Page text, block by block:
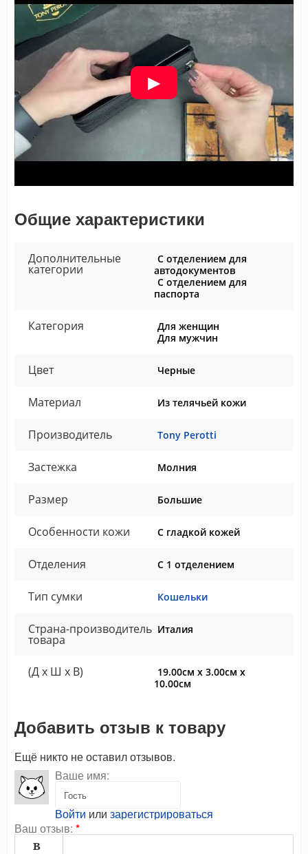
Общие характеристики
Дополнительные
категории
С отделением для
автодокументов
С отделением для
паспорта
Категория
Для женщин
Для мужчин
Цвет Черные
Материал Из телячьей кожи
Производитель Tony Perotti
Застежка Молния
Размер Большие
Особенности кожи С гладкой кожей
Отделения С 1 отделением
Тип сумки Кошельки
Страна-производитель
товара
Италия
(Д x Ш x В)
19.00см x 3.00см x
10.00см
Добавить отзыв к товару
Ещё никто не оставил отзывов.
Ваше имя:
Войти или зарегистрироваться
Ваш отзыв: *
